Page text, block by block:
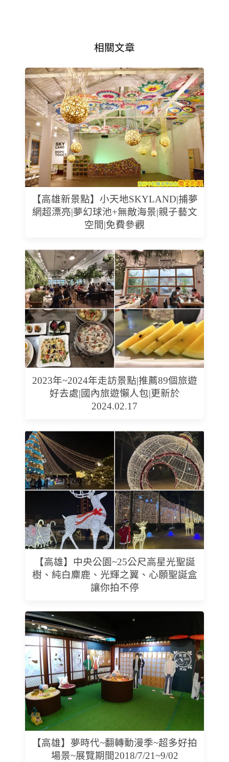
相關文章
【高雄新景點】小天地SKYLAND|捕夢
網超漂亮|夢幻球池+無敵海景|親子藝文
空間|免費參觀
2023年~2024年走訪景點|推薦89個旅遊
好去處|國內旅遊懶人包|更新於
2024.02.17
【高雄】中央公園~25公尺高星光聖誕
樹、純白麋鹿、光輝之翼、心願聖誕盒
讓你拍不停
【高雄】夢時代~翻轉動漫季~超多好拍
場景~展覽期間2018/7/21~9/02